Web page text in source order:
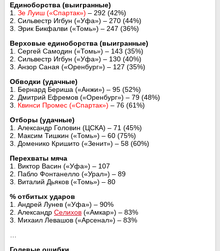
Единоборства (выигранные)
1.
Зе Луиш («Спартак») – 292 (42%)
2. Сильвестр Игбун («Уфа») – 270 (44%)
3. Эрик Бикфалви («Томь») – 247 (36%)
Верховые единоборства (выигранные)
1. Сергей Самодин («Томь») – 143 (35%)
2. Сильвестр Игбун («Уфа») – 130 (40%)
3. Анзор Саная («Оренбург») – 127 (35%)
Обводки (удачные)
1. Бернард Бериша («Анжи») – 95 (52%)
2. Дмитрий Ефремов («Оренбург») – 79 (48%)
3.
Квинси Промес («Спартак») – 76 (61%)
Отборы (удачные)
1. Александр Головин (ЦСКА) – 71 (45%)
2. Максим Тишкин («Томь») – 60 (75%)
3. Доменико Кришито («Зенит») – 58 (60%)
Перехваты мяча
1. Виктор Васин («Уфа») – 107
2. Пабло Фонтанелло («Урал») – 89
3. Виталий Дьяков («Томь») – 80
% отбитых ударов
1. Андрей Лунев («Уфа») – 90%
2. Александр Селихов («Амкар») – 83%
3. Михаил Левашов («Арсенал») – 83%